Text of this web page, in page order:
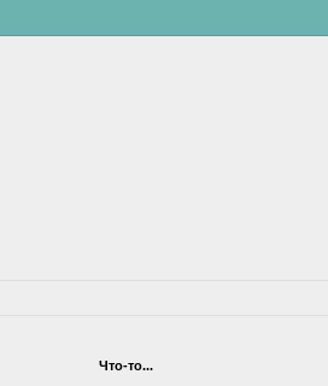
Что-то...